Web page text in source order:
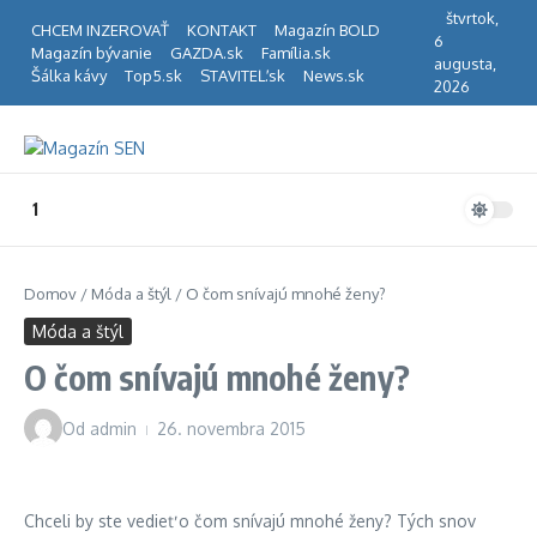
CHCEM INZEROVAŤ KONTAKT
Magazín BOLD
Magazín bývanie
GAZDA.sk
Família.sk
Šálka kávy
Top5.sk STAVITEĽ.sk News.sk
štvrtok,
6
augusta,
2026
1
Domov / Móda a štýl / O čom snívajú mnohé ženy?
Móda a štýl
O čom snívajú mnohé ženy?
Od admin 26. novembra 2015
Chceli by ste vedieť o čom snívajú mnohé ženy? Tých snov